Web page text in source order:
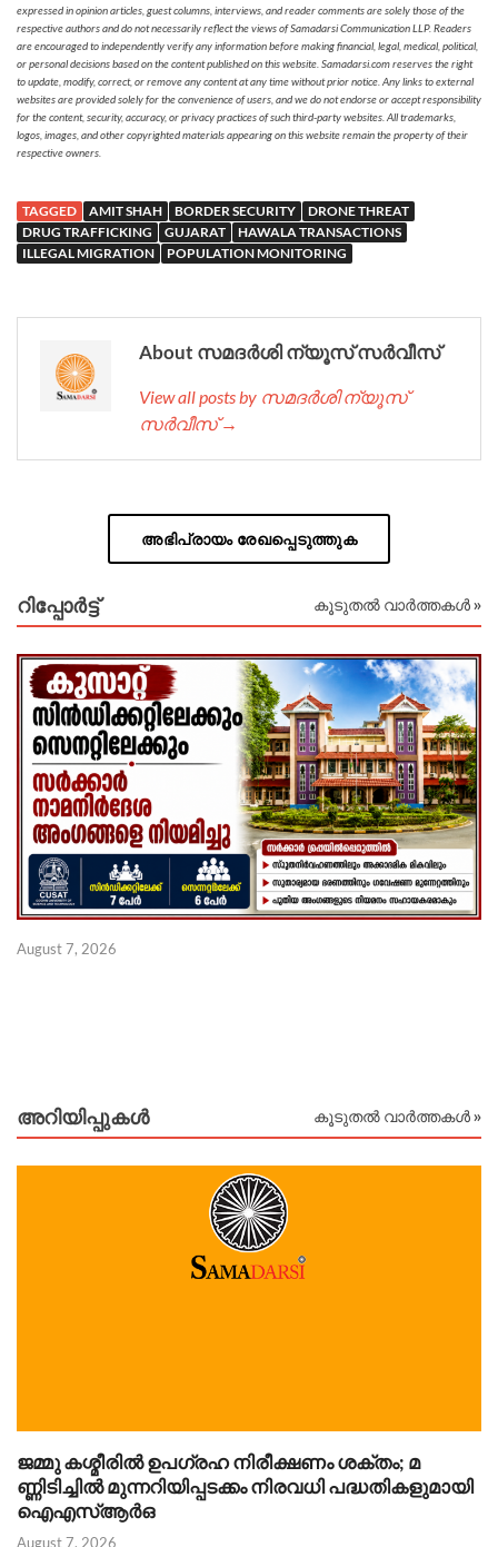
expressed in opinion articles, guest columns, interviews, and reader comments are solely those of the
respective authors and do not necessarily reflect the views of Samadarsi Communication LLP. Readers
are encouraged to independently verify any information before making financial, legal, medical, political,
or personal decisions based on the content published on this website. Samadarsi.com reserves the right
to update, modify, correct, or remove any content at any time without prior notice. Any links to external
websites are provided solely for the convenience of users, and we do not endorse or accept responsibility
for the content, security, accuracy, or privacy practices of such third-party websites. All trademarks,
logos, images, and other copyrighted materials appearing on this website remain the property of their
respective owners.
TAGGED AMIT SHAH BORDER SECURITY
DRONE THREAT
DRUG TRAFFICKING
GUJARAT
HAWALA TRANSACTIONS
ILLEGAL MIGRATION
POPULATION MONITORING
About സമദർശി ന്യൂസ് സർവീസ്
View all posts by സമദർശി ന്യൂസ്
സർവീസ് →
അഭിപ്രായം രേഖപ്പെടുത്തുക
റിപ്പോര്‍ട്ട് കൂടുതൽ വാർത്തകൾ »
August 7, 2026
അറിയിപ്പുകള്‍ കൂടുതൽ വാർത്തകൾ »
ജമ്മു കശ്മീരിൽ ഉപഗ്രഹ നിരീക്ഷണം ശക്തം; മ
ണ്ണിടിച്ചിൽ മുന്നറിയിപ്പടക്കം നിരവധി പദ്ധതികളുമായി
ഐഎസ്ആർഒ
August 7, 2026